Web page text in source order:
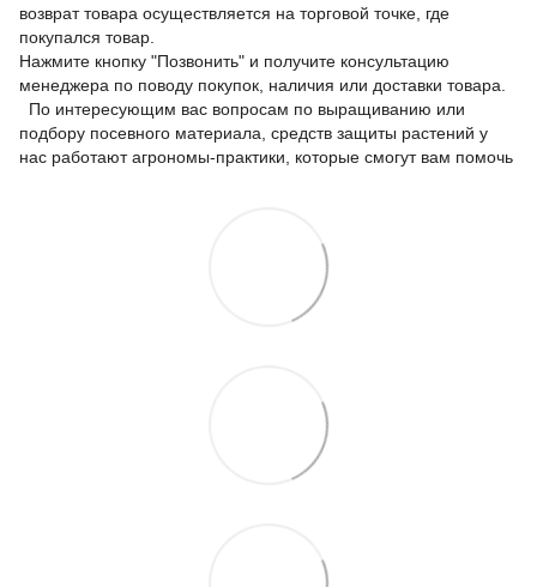
возврат товара осуществляется на торговой точке, где
покупался товар.
Нажмите кнопку "Позвонить" и получите консультацию
менеджера по поводу покупок, наличия или доставки товара.
По интересующим вас вопросам по выращиванию или
подбору посевного материала, средств защиты растений у
нас работают агрономы-практики, которые смогут вам помочь